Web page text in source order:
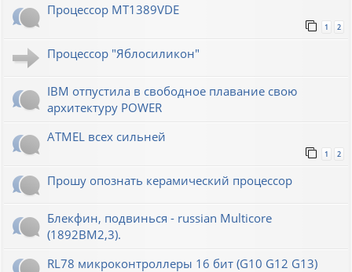
Процессор MT1389VDE
1 2
Процессор "Яблосиликон"
IBM отпустила в свободное плавание свою
архитектуру POWER
ATMEL всех сильней
1 2
Прошу опознать керамический процессор
Блекфин, подвинься - russian Multicore
(1892ВМ2,3).
RL78 микроконтроллеры 16 бит (G10 G12 G13)